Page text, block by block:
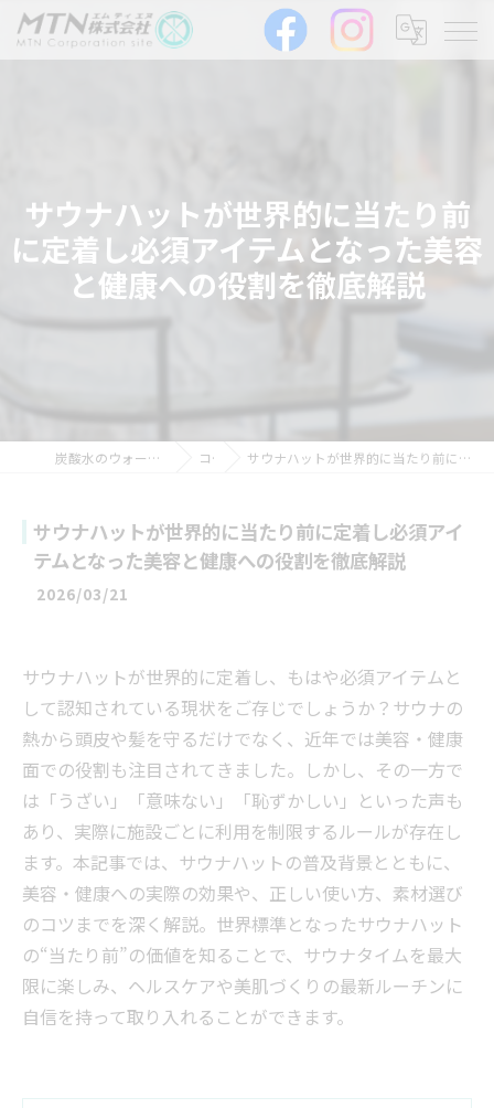
サウナハットが世界的に当たり前
に定着し必須アイテムとなった美容
と健康への役割を徹底解説
炭酸水のウォーターサーバーならMTN株式会社 コラム サウナハットが世界的に当たり前に定着し必須アイテムとなった美容と健康への役割を徹底解説
サウナハットが世界的に当たり前に定着し必須アイ
テムとなった美容と健康への役割を徹底解説
2026/03/21
サウナハットが世界的に定着し、もはや必須アイテムと
して認知されている現状をご存じでしょうか？サウナの
熱から頭皮や髪を守るだけでなく、近年では美容・健康
面での役割も注目されてきました。しかし、その一方で
は「うざい」「意味ない」「恥ずかしい」といった声も
あり、実際に施設ごとに利用を制限するルールが存在し
ます。本記事では、サウナハットの普及背景とともに、
美容・健康への実際の効果や、正しい使い方、素材選び
のコツまでを深く解説。世界標準となったサウナハット
の“当たり前”の価値を知ることで、サウナタイムを最大
限に楽しみ、ヘルスケアや美肌づくりの最新ルーチンに
自信を持って取り入れることができます。